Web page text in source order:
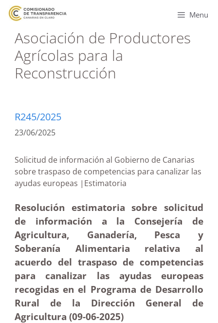
Menu
Asociación de Productores
Agrícolas para la
Reconstrucción
R245/2025
23/06/2025
Solicitud de información al Gobierno de Canarias
sobre traspaso de competencias para canalizar las
ayudas europeas |Estimatoria
Resolución estimatoria sobre solicitud
de información a la Consejería de
Agricultura, Ganadería, Pesca y
Soberanía Alimentaria relativa al
acuerdo del traspaso de competencias
para canalizar las ayudas europeas
recogidas en el Programa de Desarrollo
Rural de la Dirección General de
Agricultura (09-06-2025)